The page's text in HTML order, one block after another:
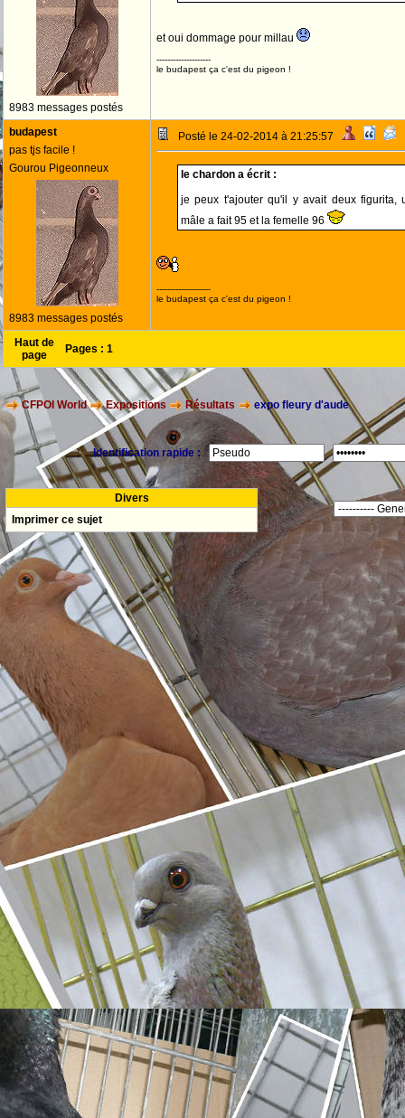
8983 messages postés
et oui dommage pour millau
--------------------
le budapest ça c'est du pigeon !
budapest
pas tjs facile !
Gourou Pigeonneux
8983 messages postés
Posté le 24-02-2014 à 21:25:57
le chardon a écrit :
je peux t'ajouter qu'il y avait deux figurita,
mâle a fait 95 et la femelle 96
--------------------
le budapest ça c'est du pigeon !
Haut de
page
Pages : 1
CFPOI World Expositions Résultats expo fleury d'aude
Identification rapide :
Divers
Imprimer ce sujet